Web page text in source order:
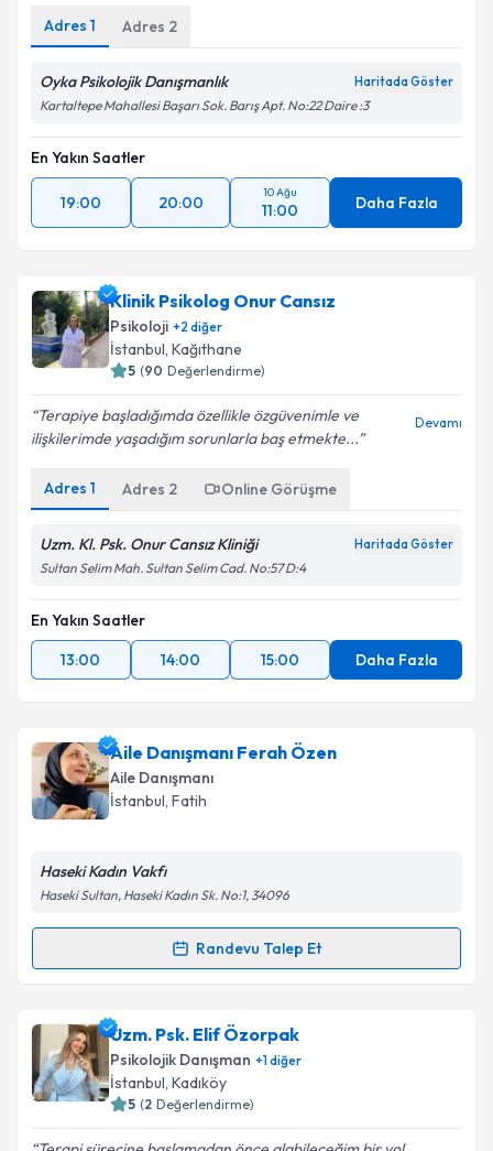
Adres 1 Adres 2
Oyka Psikolojik Danışmanlık Haritada Göster
Kartaltepe Mahallesi Başarı Sok. Barış Apt. No:22 Daire :3
En Yakın Saatler
19:00 20:00
10 Ağu
11:00 Daha Fazla
Klinik Psikolog Onur Cansız
Psikoloji +2 diğer
İstanbul, Kağıthane
5 (90 Değerlendirme)
Terapiye başladığımda özellikle özgüvenimle ve
ilişkilerimde yaşadığım sorunlarla baş etmekte...
Devamı
Adres 1 Adres 2 Online Görüşme
Uzm. Kl. Psk. Onur Cansız Kliniği Haritada Göster
Sultan Selim Mah. Sultan Selim Cad. No:57 D:4
En Yakın Saatler
13:00
14:00 15:00 Daha Fazla
Aile Danışmanı Ferah Özen
Aile Danışmanı
İstanbul, Fatih
Haseki Kadın Vakfı
Haseki Sultan, Haseki Kadın Sk. No:1, 34096
Randevu Talep Et
Randevu Takvimi Talebi
Aile Danışmanı Ferah Özeniçin randevu takvimi
talebi oluşturun. Size bu uzmandan randevu almanız
için bir takvim hazırlandığında e-posta ile
bilgilendireceğiz.
E-posta Adresiniz
Uzm. Psk. Elif Özorpak
Psikolojik Danışman +1diğer
İstanbul, Kadıköy
5 (2 Değerlendirme)